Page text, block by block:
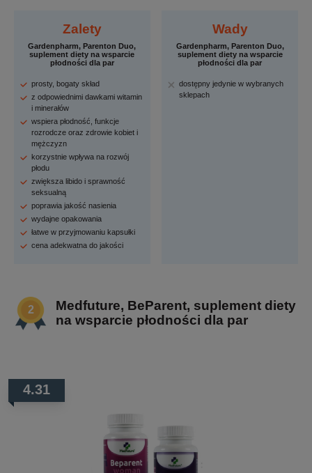
Zalety
Gardenpharm, Parenton Duo,
suplement diety na wsparcie
płodności dla par
prosty, bogaty skład
z odpowiednimi dawkami witamin
i minerałów
wspiera płodność, funkcje
rozrodcze oraz zdrowie kobiet i
mężczyzn
korzystnie wpływa na rozwój
płodu
zwiększa libido i sprawność
seksualną
poprawia jakość nasienia
wydajne opakowania
łatwe w przyjmowaniu kapsułki
cena adekwatna do jakości
Wady
Gardenpharm, Parenton Duo,
suplement diety na wsparcie
płodności dla par
dostępny jedynie w wybranych
sklepach
Medfuture, BeParent, suplement diety
na wsparcie płodności dla par
4.31